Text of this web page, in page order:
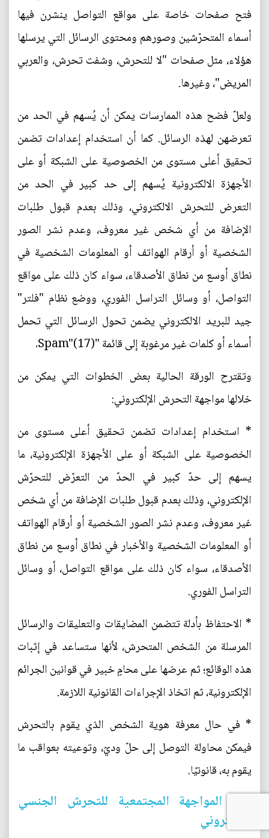
فتح صفحات خاصة على مواقع التواصل ينشرن فيها
أسماء المتحرّشين وصورهم ومحتوى الرسائل التي يرسلها
هؤلاء، مثل صفحات "لا للتحرش، وشفت تحرش، والعربي
المريض"، وغيرها.
ولعلّ فضح هذه الممارسات يمكن أن يُسهم في الحد من
تعرضهن لهذه الرسائل. كما أن استخدام إعدادات تضمن
تحقيق أعلى مستوى من الخصوصية على الشبكة أو على
الأجهزة الالكترونية يُسهم إلى حد كبير في الحد من
التعرض للتحرش الالكتروني، وذلك بعدم قبول طلبات
الإضافة من أي شخص غير معروف، وعدم نشر الصور
الشخصية أو أرقام الهواتف أو المعلومات الشخصية في
نطاق أوسع من نطاق الأصدقاء، سواء كان ذلك على مواقع
التواصل، أو وسائل التراسل الفوري، ووضع نظام "فلتر"
جيد للبريد الالكتروني يضمن تحول الرسائل التي تحمل
أسماء أو كلمات غير مرغوبة إلى قائمة "Spam"(17).
وتقترح الورقة الحالية بعض الخطوات التي يمكن من
خلالها مواجهة التحرش الإلكتروني:
* استخدام إعدادات تضمن تحقيق أعلى مستوى من
الخصوصية على الشبكة أو على الأجهزة الإلكترونية، ما
يسهم إلى حدّ كبير في الحدّ من التعرّض للتحرّش
الإلكتروني، وذلك بعدم قبول طلبات الإضافة من أي شخص
غير معروف، وعدم نشر الصور الشخصية أو أرقام الهواتف
أو المعلومات الشخصية والأخبار في نطاق أوسع من نطاق
الأصدقاء، سواء كان ذلك على مواقع التواصل، أو وسائل
التراسل الفوري.
* الاحتفاظ بأدلة تتضمن المضايقات والتعليقات والرسائل
المرسلة من الشخص المتحرش، لأنها ستساعد في إثبات
هذه الوقائع؛ ثم عرضها على محامٍ خبير في قوانين الجرائم
الإلكترونية، ثم اتخاذ الإجراءات القانونية اللازمة.
* في حال معرفة هوية الشخص الذي يقوم بالتحرش
فيمكن محاولة التوصل إلى حلّ وديّ، وتوعيته بعواقب ما
يقوم به، قانونيًا.
(2) المواجهة المجتمعية للتحرش الجنسي
الالكتروني